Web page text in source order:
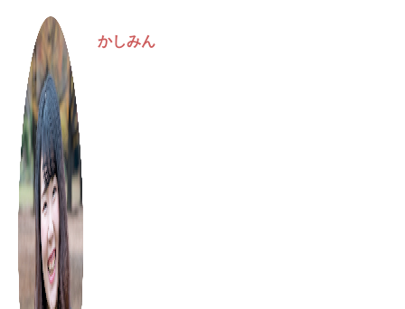
かしみん